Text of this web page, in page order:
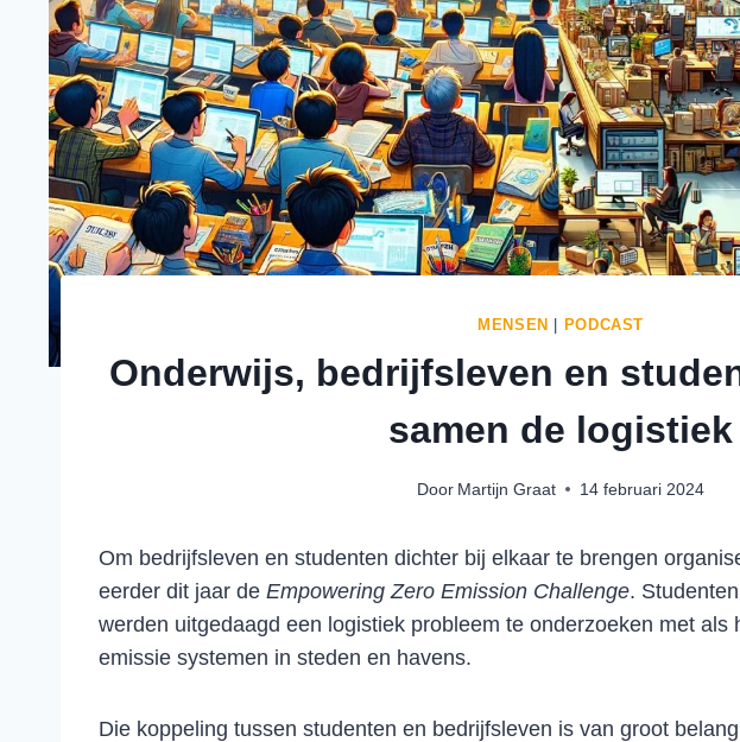
MENSEN PODCAST
Onderwijs, bedrijfsleven en
samen de logistiek
Door Martijn Graat 14 februari 2024
Om bedrijfsleven en studenten dichter bij elkaar te brengen
eerder dit jaar de Empowering Zero Emission Challenge.
werden uitgedaagd een logistiek probleem te onderzoeken met als
emissie systemen in steden en havens.
Die koppeling tussen studenten en bedrijfsleven is van groot